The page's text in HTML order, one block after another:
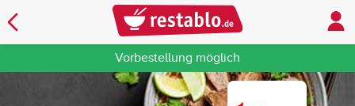
Vorbestellung möglich